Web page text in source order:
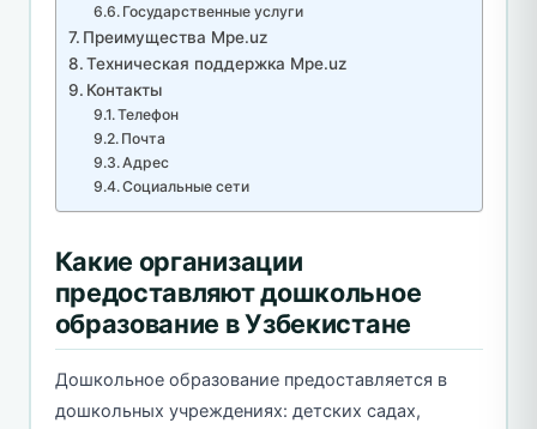
Государственные услуги
Преимущества Mpe.uz
Техническая поддержка Mpe.uz
Контакты
Телефон
Почта
Адрес
Социальные сети
Какие организации
предоставляют дошкольное
образование в Узбекистане
Дошкольное образование предоставляется в
дошкольных учреждениях: детских садах,